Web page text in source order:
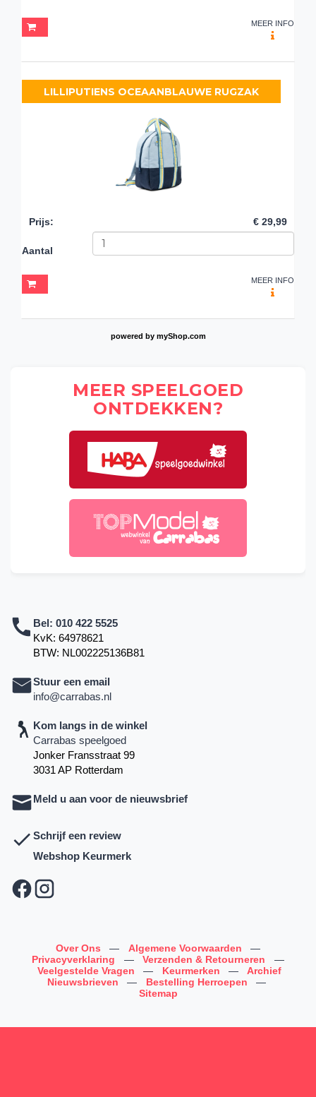
MEER INFO
LILLIPUTIENS OCEAANBLAUWE RUGZAK
Prijs: € 29,99
Aantal
MEER INFO
powered by myShop.com
MEER SPEELGOED
ONTDEKKEN?
Bel: 010 422 5525
KvK: 64978621
BTW: NL002225136B81
Stuur een email
info@carrabas.nl
Kom langs in de winkel
Carrabas speelgoed
Jonker Fransstraat 99
3031 AP Rotterdam
Meld u aan voor de nieuwsbrief
Schrijf een review
Webshop Keurmerk
Over Ons — Algemene Voorwaarden
—
Privacyverklaring
— Verzenden & Retourneren
—
Veelgestelde Vragen
— Keurmerken —
Archief
Nieuwsbrieven
— Bestelling Herroepen
—
Sitemap